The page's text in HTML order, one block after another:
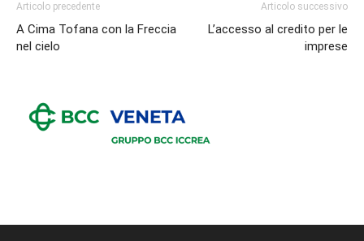
Articolo precedente
A Cima Tofana con la Freccia
nel cielo
Articolo successivo
L’accesso al credito per le
imprese